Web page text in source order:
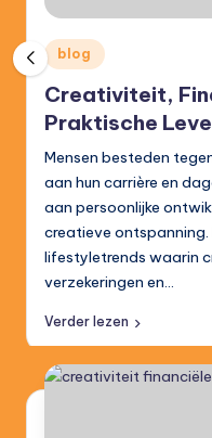
b
e
Posted
in
blog
Creativiteit,
Praktische
Mensen besteden
aan hun carrière en
aan persoonlijke
creatieve
lifestyletrends waarin
verzekeringen en…
Verder lezen